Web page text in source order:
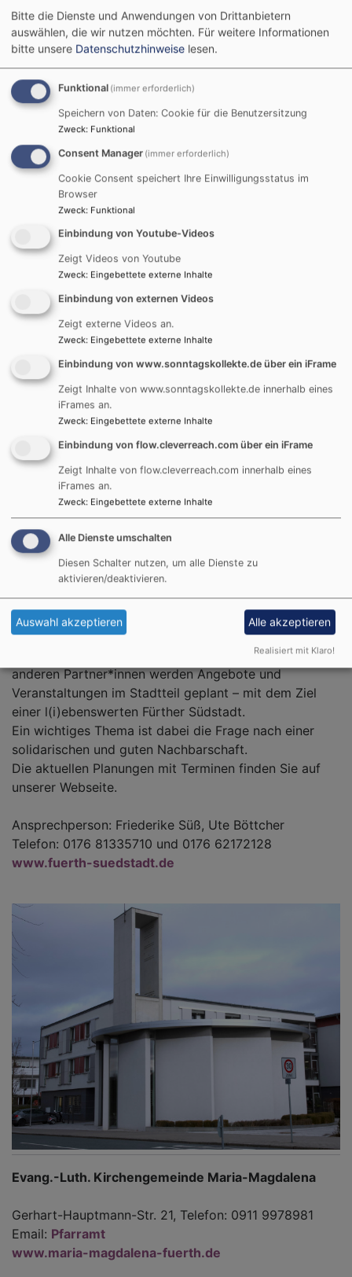
Dieses Verständnis von Diakonie, das „Dienen“ und
„Helfen“, muss ergänzt werden durch das im Neuen
der Liebe Gottes.
Diakonie ist sichtbar durch das Diakonische Werk in
Fürth und durch die Diakoniestation, die besonders im
Bereich der häuslichen Krankenpflege für Senioren in
unserem Gemeindegebiet unterwegs ist.
Telefon: 0911 772069
www.diakonie-fuerth.de
Zusammenleben gestalten
Runder Tisch Fürther Südstadt
Den Runden Tisch Fürther Südstadt gibt es seit 2013
und St. Paul war von Beginn an dabei. Gemeinsam mit
bürgerschaftlich Engagierten, Wohlfahrtsverbänden,
den Kirchen, dem Seniorenrat, der Stadtverwaltung,
sozialen und kulturellen Organisationen und vielen
anderen Partner*innen werden Angebote und
Veranstaltungen im Stadtteil geplant – mit dem Ziel
einer l(i)ebenswerten Fürther Südstadt.
Ein wichtiges Thema ist dabei die Frage nach einer
solidarischen und guten Nachbarschaft.
Die aktuellen Planungen mit Terminen finden Sie auf
unserer Webseite.
Ansprechperson: Friederike Süß, Ute Böttcher
Telefon: 0176 81335710 und 0176 62172128
www.fuerth-suedstadt.de
Evang.-Luth. Kirchengemeinde Maria-Magdalena
Gerhart-Hauptmann-Str. 21, Telefon: 0911 9978981
Email: Pfarramt
www.maria-magdalena-fuerth.de
Bitte die Dienste und Anwendungen von Drittanbietern
auswählen, die wir nutzen möchten. Für weitere Informationen
bitte unsere Datenschutzhinweise lesen.
Funktional (immer erforderlich)
Speichern von Daten: Cookie für die Benutzersitzung
Zweck: Funktional
Consent Manager (immer erforderlich)
Cookie Consent speichert Ihre Einwilligungsstatus im
Browser
Zweck: Funktional
Einbindung von Youtube-Videos
Zeigt Videos von Youtube
Zweck: Eingebettete externe Inhalte
Einbindung von externen Videos
Zeigt externe Videos an.
Zweck: Eingebettete externe Inhalte
Einbindung von www.sonntagskollekte.de über ein iFrame
Zeigt Inhalte von www.sonntagskollekte.de innerhalb eines
iFrames an.
Zweck: Eingebettete externe Inhalte
Einbindung von flow.cleverreach.com über ein iFrame
Zeigt Inhalte von flow.cleverreach.com innerhalb eines
iFrames an.
Zweck: Eingebettete externe Inhalte
Alle Dienste umschalten
Diesen Schalter nutzen, um alle Dienste zu
aktivieren/deaktivieren.
Auswahl akzeptieren Alle akzeptieren
Realisiert mit Klaro!